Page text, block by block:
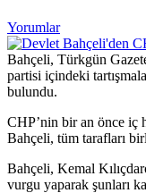
Yorumlar
Bahçeli, Türkgün
partisi içindeki
bulundu.
CHP’nin bir an önce iç
Bahçeli, tüm tarafları
Bahçeli, Kemal
vurgu yaparak şunları